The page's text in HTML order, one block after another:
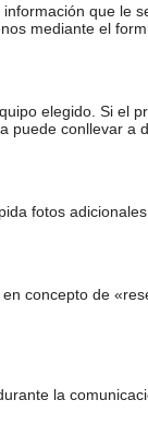
que le
mediante el
elegido. Si el
puede conllevar a
fotos
concepto de
la